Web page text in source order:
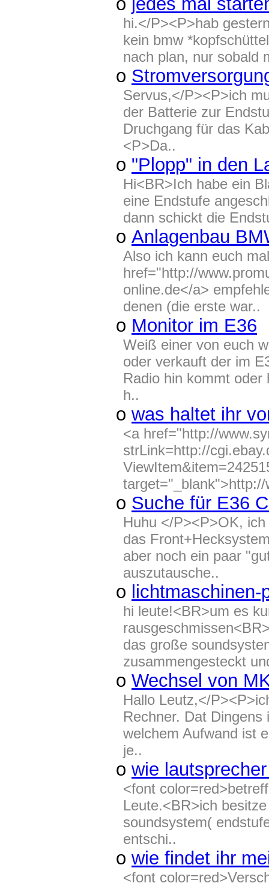
hi.</P><P>hab
kein bmw
nach plan, nur sobald
o
Servus,</P><P>ich
der Batterie zur
Druchgang für das
<P>Da..
o "Plopp" in den
Hi<BR>Ich habe ein
eine Endstufe
dann schickt die
o Anlagenbau
Also ich kann euch
href="http://
online.de</a>
denen (die erste war..
o Monitor im E36
Weiß einer von euch
oder verkauft der im
Radio hin kommt
h..
o was haltet ihr
<a href="http://
strLink=http://
o Suche für E36
Huhu </P><P>OK,
das
aber noch ein paar
auszutausche..
o
hi leute!<BR>um es
das große
zusammengesteckt
o Wechsel von
Hallo Leutz,</
Rechner. Dat
welchem Aufwand ist
je..
o wie
<font
Leute.<BR>ich
soundsystem(
entschi..
o wie findet ihr
<font